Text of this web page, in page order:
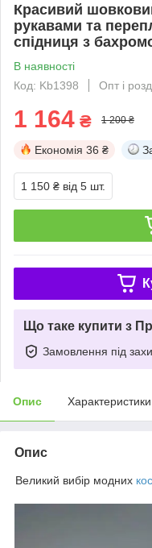
Красивий
рукавами та
спідниця з
В наявності
Код: Kb1398
Опт і
1 164 ₴ 1 200 ₴
Економія 36 ₴
1 150 ₴ від 5 шт.
Що таке купити з
Замовлення під
Опис Характеристики
Опис
Великий вибір модних